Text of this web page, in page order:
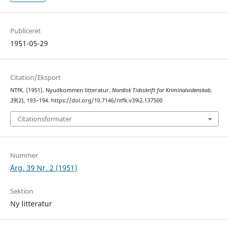
Publiceret
1951-05-29
Citation/Eksport
NTfK. (1951). Nyudkommen litteratur. Nordisk Tidsskrift for Kriminalvidenskab,
39(2), 193–194. https://doi.org/10.7146/ntfk.v39i2.137500
Citationsformater
Nummer
Årg. 39 Nr. 2 (1951)
Sektion
Ny litteratur